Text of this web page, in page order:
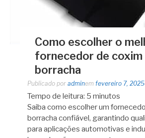
Como escolher o
fornecedor de coxim
borracha
Publicado por adminem fevereiro 7, 2025
Tempo de leitura: 5 minutos
Saiba como escolher um
borracha confiável, garantindo
para aplicações automotivas e